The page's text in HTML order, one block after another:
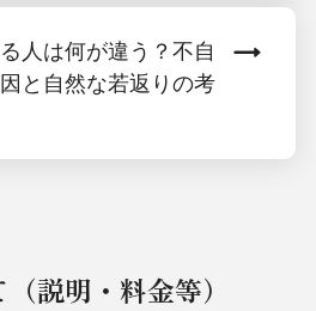
人は何が違う？不自
と自然な若返りの考
説明・料金等）